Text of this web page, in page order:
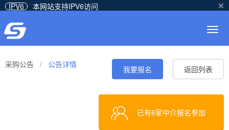
IPV6 本网站支持IPV6访问
采购公告 / 公告详情 我要报名 返回列表
已有6家中介报名参加